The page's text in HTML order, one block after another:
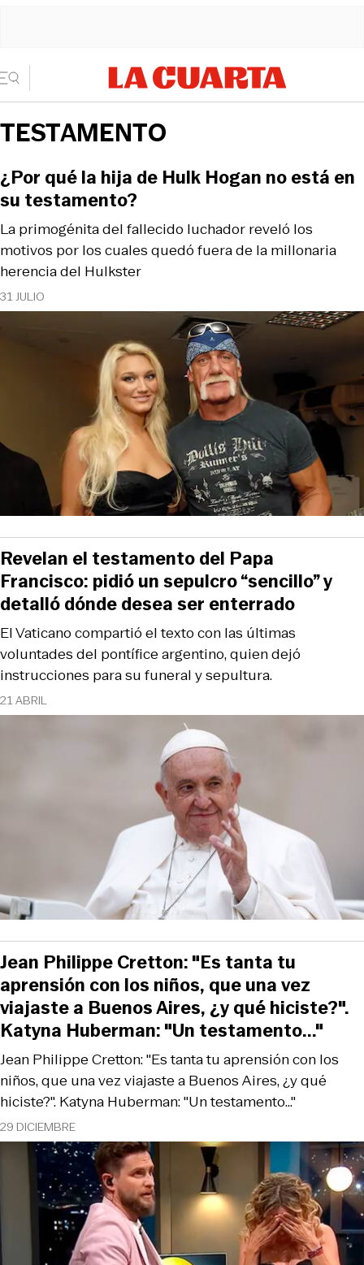
TESTAMENTO
31 JULIO
La primogénita del fallecido luchador reveló los
motivos por los cuales quedó fuera de la millonaria
herencia del Hulkster
¿Por qué la hija de Hulk Hogan no está en
su testamento?
21 ABRIL
El Vaticano compartió el texto con las últimas
voluntades del pontífice argentino, quien dejó
instrucciones para su funeral y sepultura.
Revelan el testamento del Papa
Francisco: pidió un sepulcro “sencillo” y
detalló dónde desea ser enterrado
29 DICIEMBRE
Jean Philippe Cretton: "Es tanta tu aprensión con los
niños, que una vez viajaste a Buenos Aires, ¿y qué
hiciste?". Katyna Huberman: "Un testamento..."
Jean Philippe Cretton: "Es tanta tu
aprensión con los niños, que una vez
viajaste a Buenos Aires, ¿y qué hiciste?".
Katyna Huberman: "Un testamento..."